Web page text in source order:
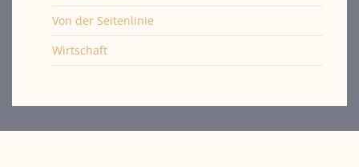
Von der Seitenlinie
Wirtschaft